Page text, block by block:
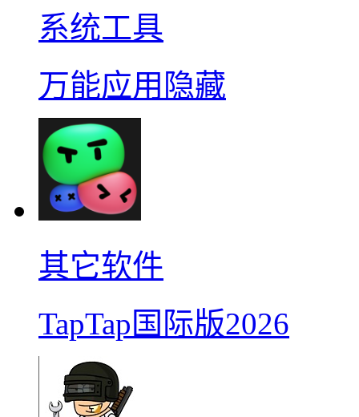
系统工具
万能应用隐藏
其它软件
TapTap国际版2026